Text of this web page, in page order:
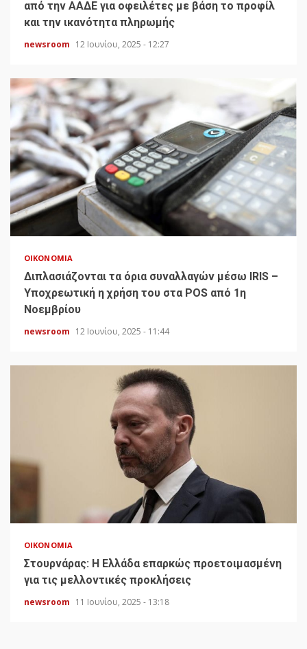
από την ΑΑΔΕ για οφειλέτες με βάση το προφίλ
και την ικανότητα πληρωμής
newsroom 12 Ιουνίου, 2025 - 12:27
ΟΙΚΟΝΟΜΊΑ
Διπλασιάζονται τα όρια συναλλαγών μέσω IRIS –
Υποχρεωτική η χρήση του στα POS από 1η
Νοεμβρίου
newsroom 12 Ιουνίου, 2025 - 11:44
ΟΙΚΟΝΟΜΊΑ
Στουρνάρας: Η Ελλάδα επαρκώς προετοιμασμένη
για τις μελλοντικές προκλήσεις
newsroom 11 Ιουνίου, 2025 - 13:18